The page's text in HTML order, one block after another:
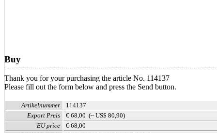
Buy
Thank you for your purchasing the article No. 114137
Please fill out the form below and press the Send button.
Artikelnummer
114137
Export Preis
€ 68,00 (~ US$ 80,90)
EU price
€ 68,00